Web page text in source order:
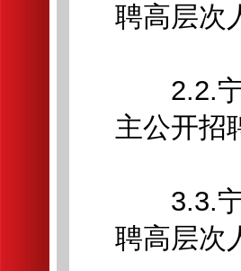
聘高层次
2.2.宁
主公开招
3.3.宁
聘高层次